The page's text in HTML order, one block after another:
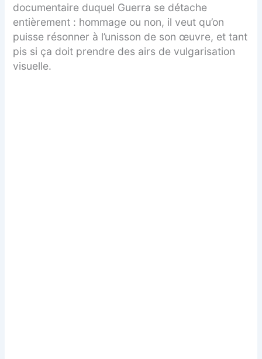
documentaire duquel Guerra se détache
entièrement : hommage ou non, il veut qu’on
puisse résonner à l’unisson de son œuvre, et tant
pis si ça doit prendre des airs de vulgarisation
visuelle.